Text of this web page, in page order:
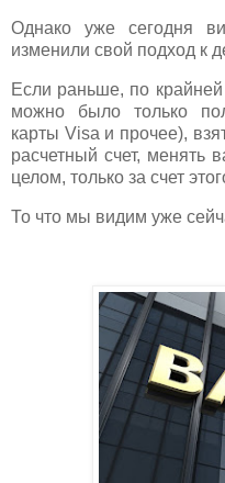
Однако уже сегодня
изменили свой подход к
Если раньше, по
можно было только
карты Visa и прочее),
расчетный счет, менять
целом, только за счет
То что мы видим уже